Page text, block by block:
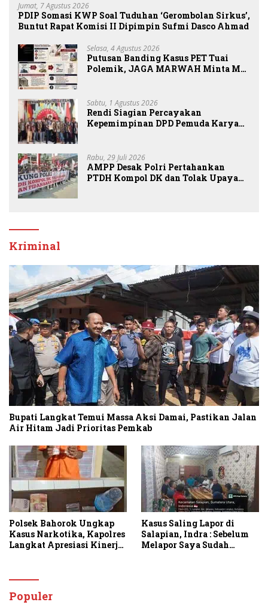
Jumat, 7 Agustus 2026
PDIP Somasi KWP Soal Tuduhan ‘Gerombolan Sirkus’,
Buntut Rapat Komisi II Dipimpin Sufmi Dasco Ahmad
Selasa, 4 Agustus 2026
Putusan Banding Kasus PET Tuai
Polemik, JAGA MARWAH Minta MA
Sabtu, 1 Agustus 2026
Rendi Siagian Percayakan
Kepemimpinan DPD Pemuda Karya
Rabu, 29 Juli 2026
AMPP Desak Polri Pertahankan
PTDH Kompol DK dan Tolak Upaya
Kriminal
Bupati Langkat Temui Massa Aksi Damai, Pastikan Jalan
Air Hitam Jadi Prioritas Pemkab
Polsek Bahorok Ungkap
Kasus Narkotika, Kapolres
Langkat Apresiasi Kinerja
Layanan 110
Kasus Saling Lapor di
Salapian, Indra : Sebelum
Melapor Saya Sudah
Populer